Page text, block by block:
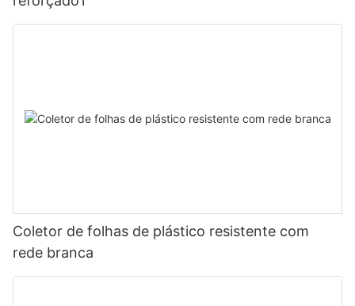
Coletor de folhas de plástico resistente com
rede branca